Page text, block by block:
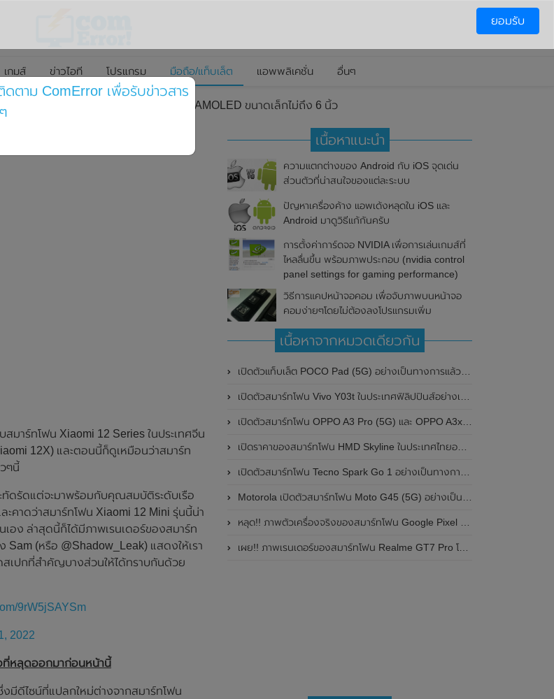
เกมส์ ข่าวไอที โปรแกรม มือถือ/แท็บเล็ต แอพพลิเคชั่น อื่นๆ
ฟน Xiaomi 12 Mini มาพร้อมจอแสดงผล AMOLED ขนาดเล็กไม่ถึง 6 นิ้ว
มาพร้อมจอแสดงผล
มาร์ทโฟน Xiaomi 12 Series ในประเทศจีน
12X) และตอนนี้ก็ดูเหมือนว่าสมาร์ท
ๆนี้
ทัดรัดแต่จะมาพร้อมกับคุณสมบัติระดับเรือ
คาดว่าสมาร์ทโฟน Xiaomi 12 Mini รุ่นนี้น่า
อง ล่าสุดนี้ก็ได้มีภาพเรนเดอร์ของสมาร์ท
(หรือ @Shadow_Leak) แสดงให้เรา
สเปกที่สำคัญบางส่วนให้ได้ทราบกันด้วย
9rW5jSAYSm
2022
ที่หลุดออกมาก่อนหน้านี้
มีดีไซน์ที่แปลกใหม่ต่างจากสมาร์ทโฟน
เนื้อหาแนะนำ
ความแตกต่างของ Android กับ iOS จุดเด่น
ส่วนตัวที่น่าสนใจของแต่ละระบบ
ปัญหาเครื่องค้าง แอพเด้งหลุดใน iOS และ
Android มาดูวิธีแก้กันครับ
การตั้งค่าการ์ดจอ NVIDIA เพื่อการเล่นเกมส์ที่
ไหลลื่นขึ้น พร้อมภาพประกอบ (nvidia control
panel settings for gaming performance)
วิธีการแคปหน้าจอคอม เพื่อจับภาพบนหน้าจอ
คอมง่ายๆโดยไม่ต้องลงโปรแกรมเพิ่ม
เนื้อหาจากหมวดเดียวกัน
เปิดตัวแท็บเล็ต POCO Pad (5G) อย่างเป็นทางการแล้วในประเทศอินเดีย มาพร้อมชิปเซ็ต Snapdragon 7s Gen 2 ของ Qualcomm และรองรับเครือข่าย 5G
เปิดตัวสมาร์ทโฟน Vivo Y03t ในประเทศฟิลิปปินส์อย่างเป็นทางการแล้ว มาพร้อมชิปเซ็ต Unisoc T612 , กล้องหลัง ความละเอียด 13MP , แบตเตอรี่ 5,000mAh และหน้าจอแสดงผล LCD / 90Hz
เปิดตัวสมาร์ทโฟน OPPO A3 Pro (5G) และ OPPO A3x ในประเทศไทยอย่างเป็นทางการแล้ว ในราคาเริ่มต้นเพียง 3,999 บาท
เปิดราคาของสมาร์ทโฟน HMD Skyline ในประเทศไทยอย่างเป็นทางการแล้ว ราคา 14,990 บาท
เปิดตัวสมาร์ทโฟน Tecno Spark Go 1 อย่างเป็นทางการแล้ว มาพร้อมหน้าจอแสดงผล LCD / 120Hz , แบตเตอรี่ 5,000mAh และใช้ชิปเซ็ต Unisoc
Motorola เปิดตัวสมาร์ทโฟน Moto G45 (5G) อย่างเป็นทางการแล้วในอินเดีย
หลุด!! ภาพตัวเครื่องจริงของสมาร์ทโฟน Google Pixel 9a โชว์ดีไซน์ใหม่ กล้องหลังแบนราบ ไม่มีกรอบของกล้องแล้ว
เผย!! ภาพเรนเดอร์ของสมาร์ทโฟน Realme GT7 Pro โชว์ให้เห็นดีไซน์ใหม่ พร้อมเผยรายละเอียดสเปกที่สำคัญบางส่วน
ยอมรับ
ตาม ComError เพื่อรับข่าวสาร